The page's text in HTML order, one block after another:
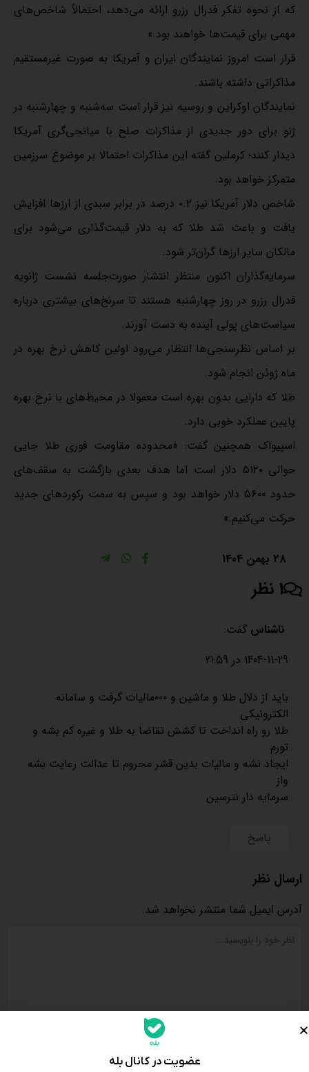
که از نحوه تفکر فدرال رزرو ارائه می‌دهد، احتمالاً شاخص‌های
مهمی برای قیمت‌ها خواهند بود.»
قرار است امروز نمایندگان ایران و آمریکا به صورت غیرمستقیم
مذاکراتی داشته باشند.
نمایندگان اوکراین و روسیه نیز قرار است سه‌شنبه و چهارشنبه در
ژنو برای دور جدیدی از مذاکرات صلح با میانجی‌گری آمریکا
دیدار کنند؛ کرملین گفته این مذاکرات احتمالا بر موضوع سرزمین
متمرکز خواهد بود.
شاخص دلار آمریکا نیز ۰.۲ درصد در برابر سبدی از ارزها افزایش
یافت و باعث شد طلا که به دلار قیمت‌گذاری می‌شود برای
مالکان سایر ارزها گران‌تر شود.
سرمایه‌گذاران اکنون منتظر انتشار صورت‌جلسه نشست ژانویه
فدرال رزرو در روز چهارشنبه هستند تا سرنخ‌های بیشتری درباره
سیاست‌های پولی آینده به دست آورند.
بر اساس نظرسنجی‌ها انتظار می‌رود اولین کاهش نرخ بهره در
ماه ژوئن انجام شود.
طلا که دارایی بدون بهره است معمولا در محیط‌های با نرخ بهره
پایین عملکرد خوبی دارد.
اسپیواک همچنین گفت: «محدوده مقاومت فوری طلا جایی
حوالی ۵۱۲۰ دلار است اما هدف بعدی بازگشت به سقف‌های
حدود ۵۶۰۰ دلار خواهد بود و سپس به سمت رکوردهای جدید
حرکت می‌کنیم.»
28 بهمن 1404
1 نظر
ناشناس گفت:
1404-11-29 در 21:59
باید از دلال طلا و ماشین و ۰۰۰مالیات گرفت و سامانه
الکترونیکی
طلا رو راه انداخت تا کشش تقاضا به طلا و غیره کم بشه و
تورم
ایجاد نشه و مالیات بدین قشر محروم تا عدالت رعایت بشه
واز
سرمایه دار نترسین
پاسخ
ارسال نظر
آدرس ایمیل شما منتشر نخواهد شد.
عضویت در کانال بله